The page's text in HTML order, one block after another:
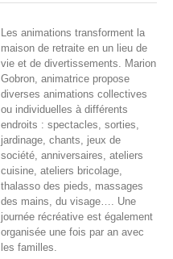
Les animations transforment la
maison de retraite en un lieu de
vie et de divertissements. Marion
Gobron, animatrice propose
diverses animations collectives
ou individuelles à différents
endroits : spectacles, sorties,
jardinage, chants, jeux de
société, anniversaires, ateliers
cuisine, ateliers bricolage,
thalasso des pieds, massages
des mains, du visage…. Une
journée récréative est également
organisée une fois par an avec
les familles.